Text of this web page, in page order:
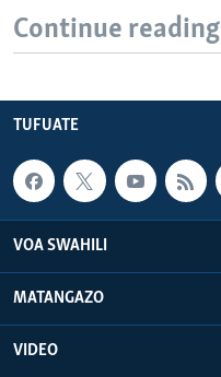
Continue reading
TUFUATE
VOA SWAHILI
MATANGAZO
VIDEO